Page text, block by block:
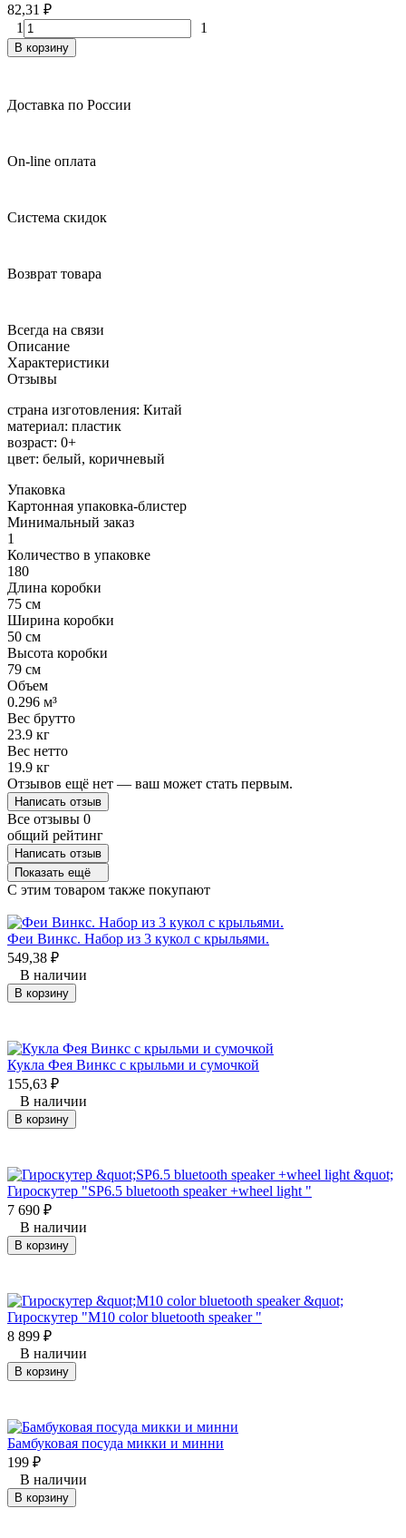
82,31 ₽
1
1
В корзину
Доставка по России
On-line оплата
Система скидок
Возврат товара
Всегда на связи
Описание
Характеристики
Отзывы
страна изготовления: Китай
материал: пластик
возраст: 0+
цвет: белый, коричневый
Упаковка
Картонная упаковка-блистер
Минимальный заказ
1
Количество в упаковке
180
Длина коробки
75 см
Ширина коробки
50 см
Высота коробки
79 см
Объем
0.296 м³
Вес брутто
23.9 кг
Вес нетто
19.9 кг
Отзывов ещё нет — ваш может стать первым.
Написать отзыв
Все отзывы 0
общий рейтинг
Написать отзыв
Показать ещё
C этим товаром также покупают
Феи Винкc. Набор из 3 кукол с крыльями.
549,38 ₽
В наличии
В корзину
Кукла Фея Винкс с крыльми и сумочкой
155,63 ₽
В наличии
В корзину
Гироскутер "SP6.5 bluetooth speaker +wheel light "
7 690 ₽
В наличии
В корзину
Гироскутер "M10 color bluetooth speaker "
8 899 ₽
В наличии
В корзину
Бамбуковая посуда микки и минни
199 ₽
В наличии
В корзину